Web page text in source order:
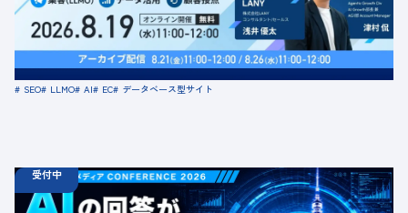
定員数：500名
金額：無料
場所：オンライン
SEO LLMO AI EC データベース型サイト
受付中
ウェビナー 08.18 火 10:00 -
08.21 金 16:00